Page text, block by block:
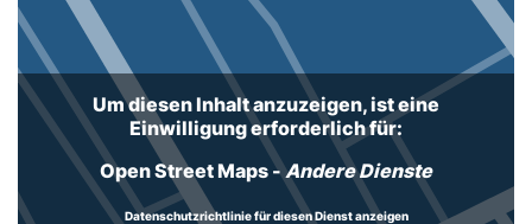
Um diesen Inhalt anzuzeigen, ist eine
Einwilligung erforderlich für:
Open Street Maps -Andere Dienste
Datenschutzrichtlinie für diesen Dienst anzeigen